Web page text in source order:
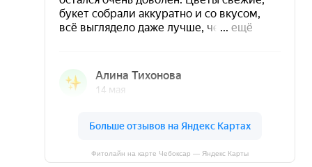
Фитолайн на карте Чебоксар — Яндекс Карты